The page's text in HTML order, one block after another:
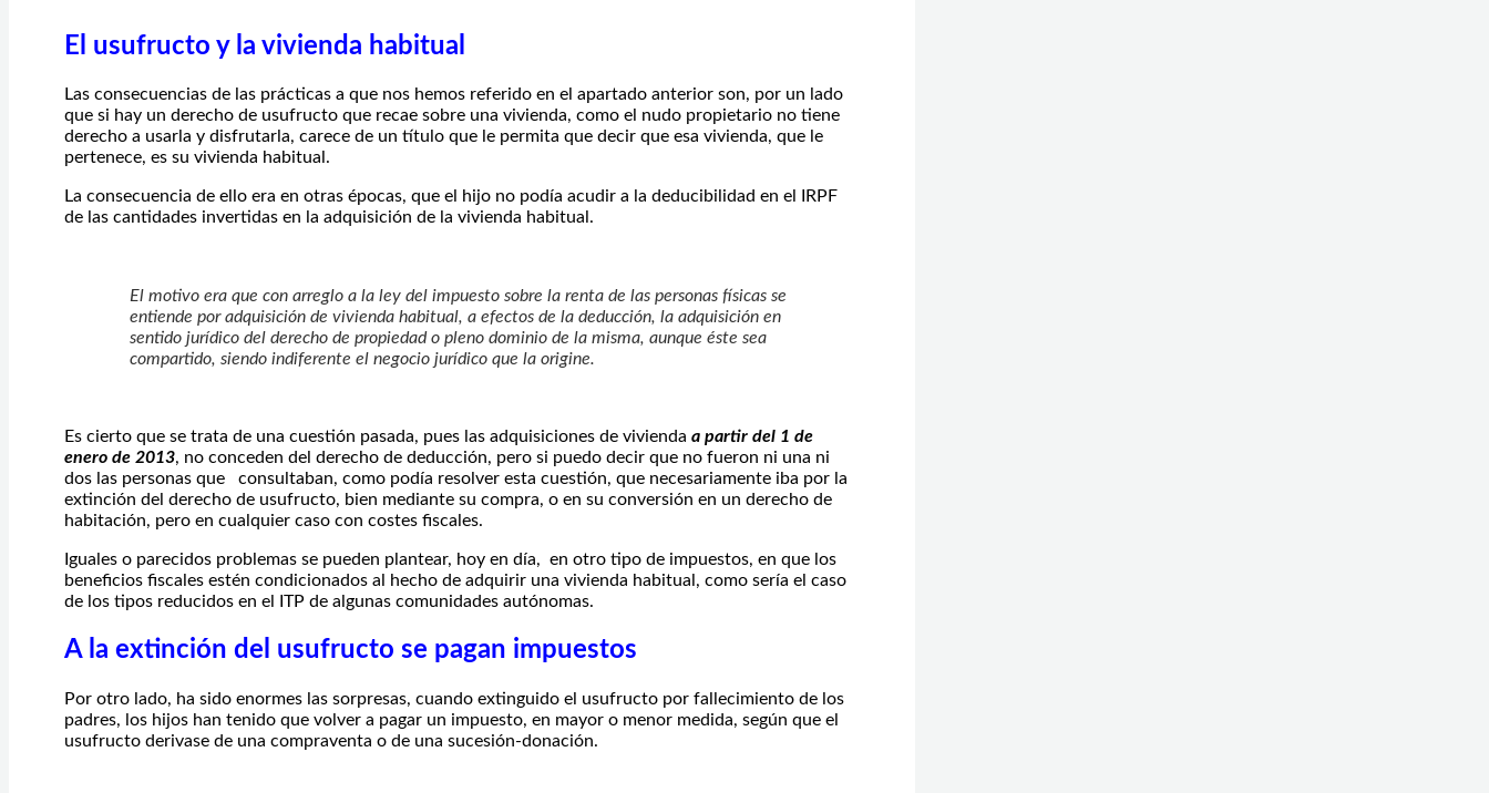
El usufructo y la vivienda habitual
Las consecuencias de las prácticas a que nos hemos referido en el apartado anterior son, por un lado
que si hay un derecho de usufructo que recae sobre una vivienda, como el nudo propietario no tiene
derecho a usarla y disfrutarla, carece de un título que le permita que decir que esa vivienda, que le
pertenece, es su vivienda habitual.
La consecuencia de ello era en otras épocas, que el hijo no podía acudir a la deducibilidad en el IRPF
de las cantidades invertidas en la adquisición de la vivienda habitual.
El motivo era que con arreglo a la ley del impuesto sobre la renta de las personas físicas se
entiende por adquisición de vivienda habitual, a efectos de la deducción, la adquisición en
sentido jurídico del derecho de propiedad o pleno dominio de la misma, aunque éste sea
compartido, siendo indiferente el negocio jurídico que la origine.
Es cierto que se trata de una cuestión pasada, pues las adquisiciones de vivienda a partir del 1 de
enero de 2013, no conceden del derecho de deducción, pero si puedo decir que no fueron ni una ni
dos las personas que consultaban, como podía resolver esta cuestión, que necesariamente iba por la
extinción del derecho de usufructo, bien mediante su compra, o en su conversión en un derecho de
habitación, pero en cualquier caso con costes fiscales.
Iguales o parecidos problemas se pueden plantear, hoy en día, en otro tipo de impuestos, en que los
beneficios fiscales estén condicionados al hecho de adquirir una vivienda habitual, como sería el caso
de los tipos reducidos en el ITP de algunas comunidades autónomas.
A la extinción del usufructo se pagan impuestos
Por otro lado, ha sido enormes las sorpresas, cuando extinguido el usufructo por fallecimiento de los
padres, los hijos han tenido que volver a pagar un impuesto, en mayor o menor medida, según que el
usufructo derivase de una compraventa o de una sucesión-donación.